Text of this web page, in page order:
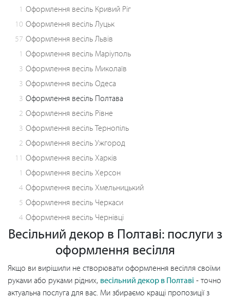
1 Оформлення весіль Кривий Ріг
10 Оформлення весіль Луцьк
57 Оформлення весіль Львів
1 Оформлення весіль Маріуполь
3 Оформлення весіль Миколаїв
3 Оформлення весіль Одеса
3 Оформлення весіль Полтава
2 Оформлення весіль Рівне
3 Оформлення весіль Тернопіль
2 Оформлення весіль Ужгород
11 Оформлення весіль Харків
1 Оформлення весіль Херсон
4 Оформлення весіль Хмельницький
5 Оформлення весіль Черкаси
4 Оформлення весіль Чернівці
Весільний декор в Полтаві: послуги з
оформлення весілля
Якщо ви вирішили не створювати оформлення весілля своїми
руками або руками рідних, весільний декор в Полтаві - точно
актуальна послуга для вас. Ми збираємо кращі пропозиції з